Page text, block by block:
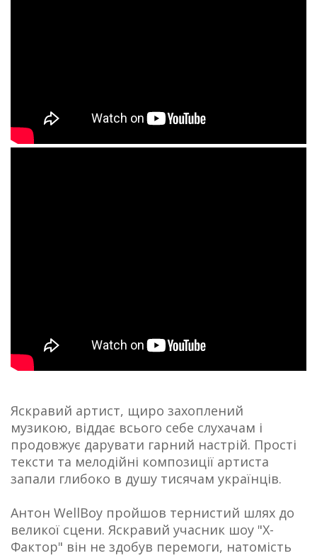
Яскравий артист, щиро захоплений
музикою, віддає всього себе слухачам і
продовжує дарувати гарний настрій. Прості
тексти та мелодійні композиції артиста
запали глибоко в душу тисячам українців.
Антон WellBoy пройшов тернистий шлях до
великої сцени. Яскравий учасник шоу "Х-
Фактор" він не здобув перемоги, натомість